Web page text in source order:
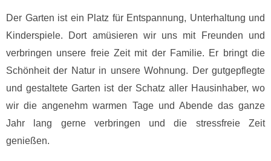
Der Garten ist ein Platz für Entspannung, Unterhaltung und
Kinderspiele. Dort amüsieren wir uns mit Freunden und
verbringen unsere freie Zeit mit der Familie. Er bringt die
Schönheit der Natur in unsere Wohnung. Der gutgepflegte
und gestaltete Garten ist der Schatz aller Hausinhaber, wo
wir die angenehm warmen Tage und Abende das ganze
Jahr lang gerne verbringen und die stressfreie Zeit
genießen.